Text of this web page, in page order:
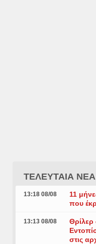
ΤΕΛΕΥΤΑΙΑ ΝΕΑ
13:18 08/08
11
που
13:13 08/08
Θρίλερ
στις